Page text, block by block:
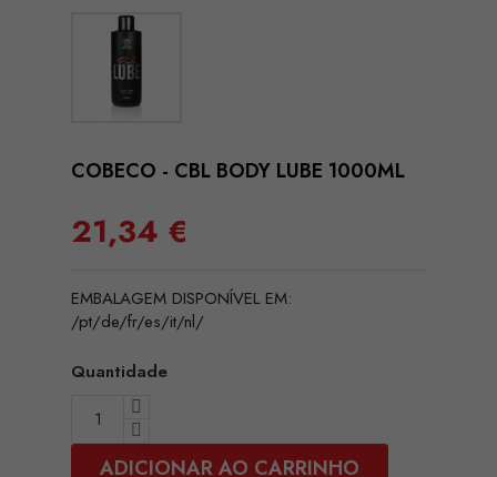
COBECO - CBL BODY LUBE 1000ML
21,34 €
EMBALAGEM DISPONÍVEL EM:
/pt/de/fr/es/it/nl/
Quantidade
ADICIONAR AO CARRINHO